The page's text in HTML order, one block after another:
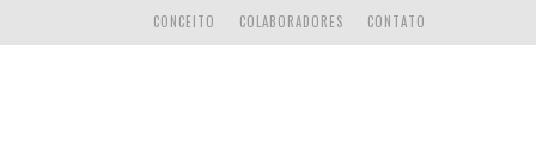
CONTATO
COLABORADORES
CONCEITO